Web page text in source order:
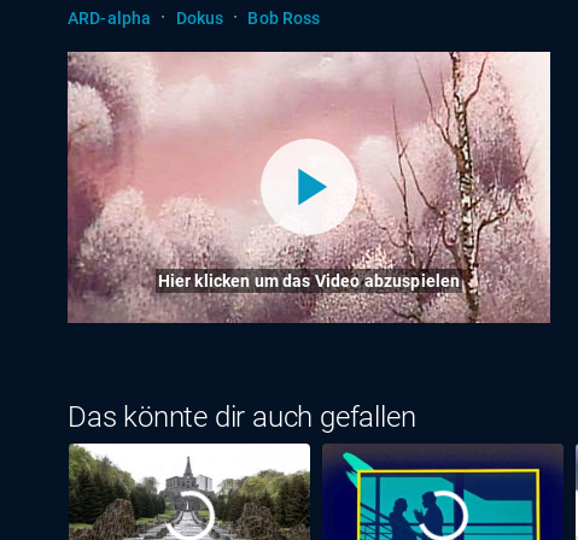
ARD-alpha · Dokus · Bob Ross
Hier klicken um das Video abzuspielen
Das könnte dir auch gefallen